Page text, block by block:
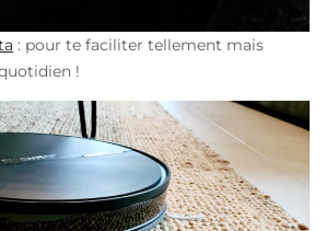
: pour te faciliter tellement mais
!